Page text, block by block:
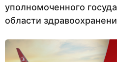
уполномоченного
области